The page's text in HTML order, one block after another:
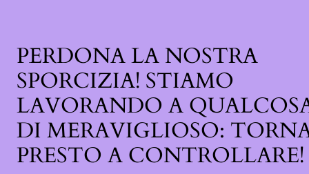
PERDONA LA NOSTRA
SPORCIZIA! STIAMO
LAVORANDO A
DI MERAVIGLIOSO:
PRESTO A CONTROLLARE!